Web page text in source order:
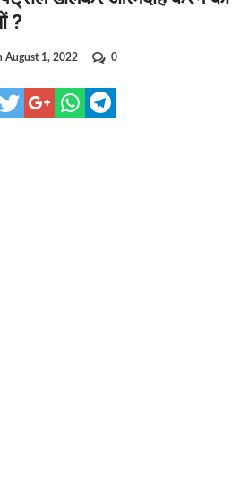
दो-दो अफसर घूस लेते गिरफ्तार
फिक्स, गर्लफ्रेंड से होगी शादी.. ईशान के
बिहटा से भी बड़ा बनेगा एयरपोर्ट ..
?
August 1, 2022 0